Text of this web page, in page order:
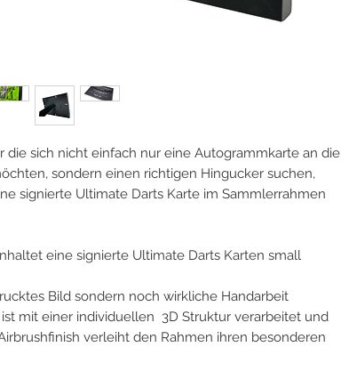
die sich nicht einfach nur eine Autogrammkarte an die
sondern einen richtigen Hingucker suchen,
signierte Ultimate Darts Karte im Sammlerrahmen
eine signierte Ultimate Darts Karten small
Bild sondern noch wirkliche Handarbeit
mit einer individuellen 3D Struktur verarbeitet und
verleiht den Rahmen ihren besonderen